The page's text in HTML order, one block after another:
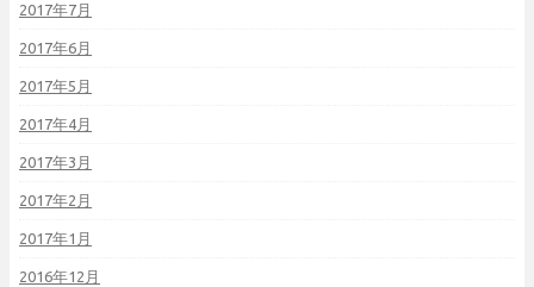
2017年7月
2017年6月
2017年5月
2017年4月
2017年3月
2017年2月
2017年1月
2016年12月